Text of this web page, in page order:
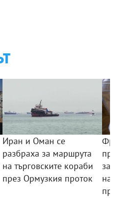
Иран и Оман се
разбраха за маршрута
на търговските кораби
през Ормузкия проток